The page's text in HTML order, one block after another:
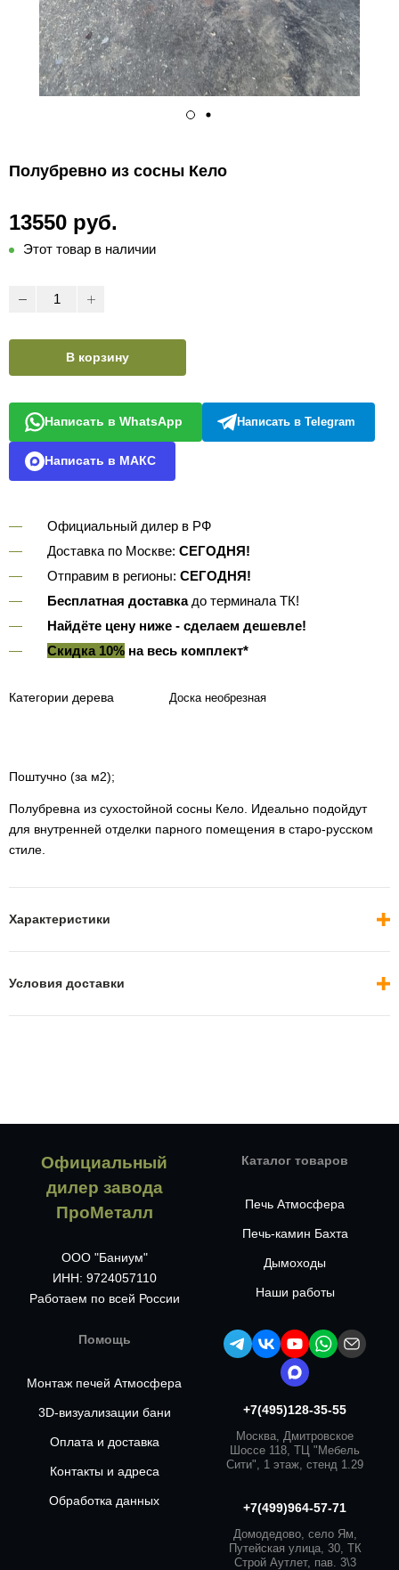
Полубревно из сосны Кело
13550 руб.
Этот товар в наличии
В корзину
Написать в WhatsApp Написать в Telegram
Написать в МАКС
Официальный дилер в РФ
Доставка по Москве: СЕГОДНЯ!
Отправим в регионы: СЕГОДНЯ!
Бесплатная доставкадо терминала ТК!
Найдёте цену ниже - сделаем дешевле!
Скидка 10%на весь комплект*
Категории дерева Доска необрезная
Поштучно (за м2);
Полубревна из сухостойной сосны Кело. Идеально подойдут
для внутренней отделки парного помещения в старо-русском
стиле.
Характеристики
Условия доставки
Официальный
дилер завода
ПроМеталл
ООО "Баниум"
ИНН: 9724057110
Работаем по всей России
Каталог товаров
Печь Атмосфера
Печь-камин Бахта
Дымоходы
Наши работы
Помощь
Монтаж печей Атмосфера
3D-визуализации бани
Оплата и доставка
Контакты и адреса
Обработка данных
+7(495)128-35-55
Москва, Дмитровское
Шоссе 118, ТЦ "Мебель
Сити", 1 этаж, стенд 1.29
+7(499)964-57-71
Домодедово, село Ям,
Путейская улица, 30, ТК
Строй Аутлет, пав. 3\3